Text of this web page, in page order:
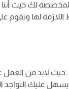
لك حيث
اللازمة لها
من العمل
يسهل عليك